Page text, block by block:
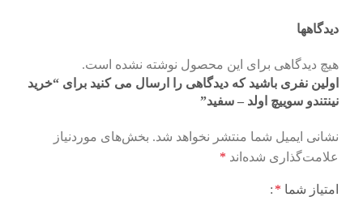
دیدگاهها
هیچ دیدگاهی برای این محصول نوشته نشده است.
اولین نفری باشید که دیدگاهی را ارسال می کنید برای “خرید
نینتندو سوییچ اولد – سفید”
نشانی ایمیل شما منتشر نخواهد شد. بخش‌های موردنیاز
علامت‌گذاری شده‌اند *
امتیاز شما *